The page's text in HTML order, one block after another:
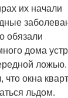
их начали
обязали
дома
окна
льдом.